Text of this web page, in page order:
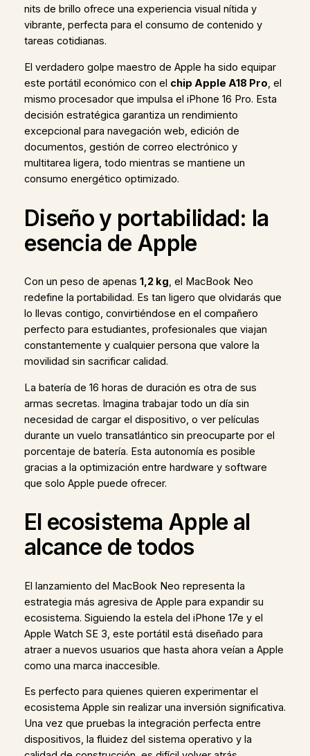
nits de brillo ofrece una experiencia visual nítida y
vibrante, perfecta para el consumo de contenido y
tareas cotidianas.
El verdadero golpe maestro de Apple ha sido equipar
este portátil económico con el chip Apple A18 Pro, el
mismo procesador que impulsa el iPhone 16 Pro. Esta
decisión estratégica garantiza un rendimiento
excepcional para navegación web, edición de
documentos, gestión de correo electrónico y
multitarea ligera, todo mientras se mantiene un
consumo energético optimizado.
Diseño y portabilidad: la
esencia de Apple
Con un peso de apenas 1,2 kg, el MacBook Neo
redefine la portabilidad. Es tan ligero que olvidarás que
lo llevas contigo, convirtiéndose en el compañero
perfecto para estudiantes, profesionales que viajan
constantemente y cualquier persona que valore la
movilidad sin sacrificar calidad.
La batería de 16 horas de duración es otra de sus
armas secretas. Imagina trabajar todo un día sin
necesidad de cargar el dispositivo, o ver películas
durante un vuelo transatlántico sin preocuparte por el
porcentaje de batería. Esta autonomía es posible
gracias a la optimización entre hardware y software
que solo Apple puede ofrecer.
El ecosistema Apple al
alcance de todos
El lanzamiento del MacBook Neo representa la
estrategia más agresiva de Apple para expandir su
ecosistema. Siguiendo la estela del iPhone 17e y el
Apple Watch SE 3, este portátil está diseñado para
atraer a nuevos usuarios que hasta ahora veían a Apple
como una marca inaccesible.
Es perfecto para quienes quieren experimentar el
ecosistema Apple sin realizar una inversión significativa.
Una vez que pruebas la integración perfecta entre
dispositivos, la fluidez del sistema operativo y la